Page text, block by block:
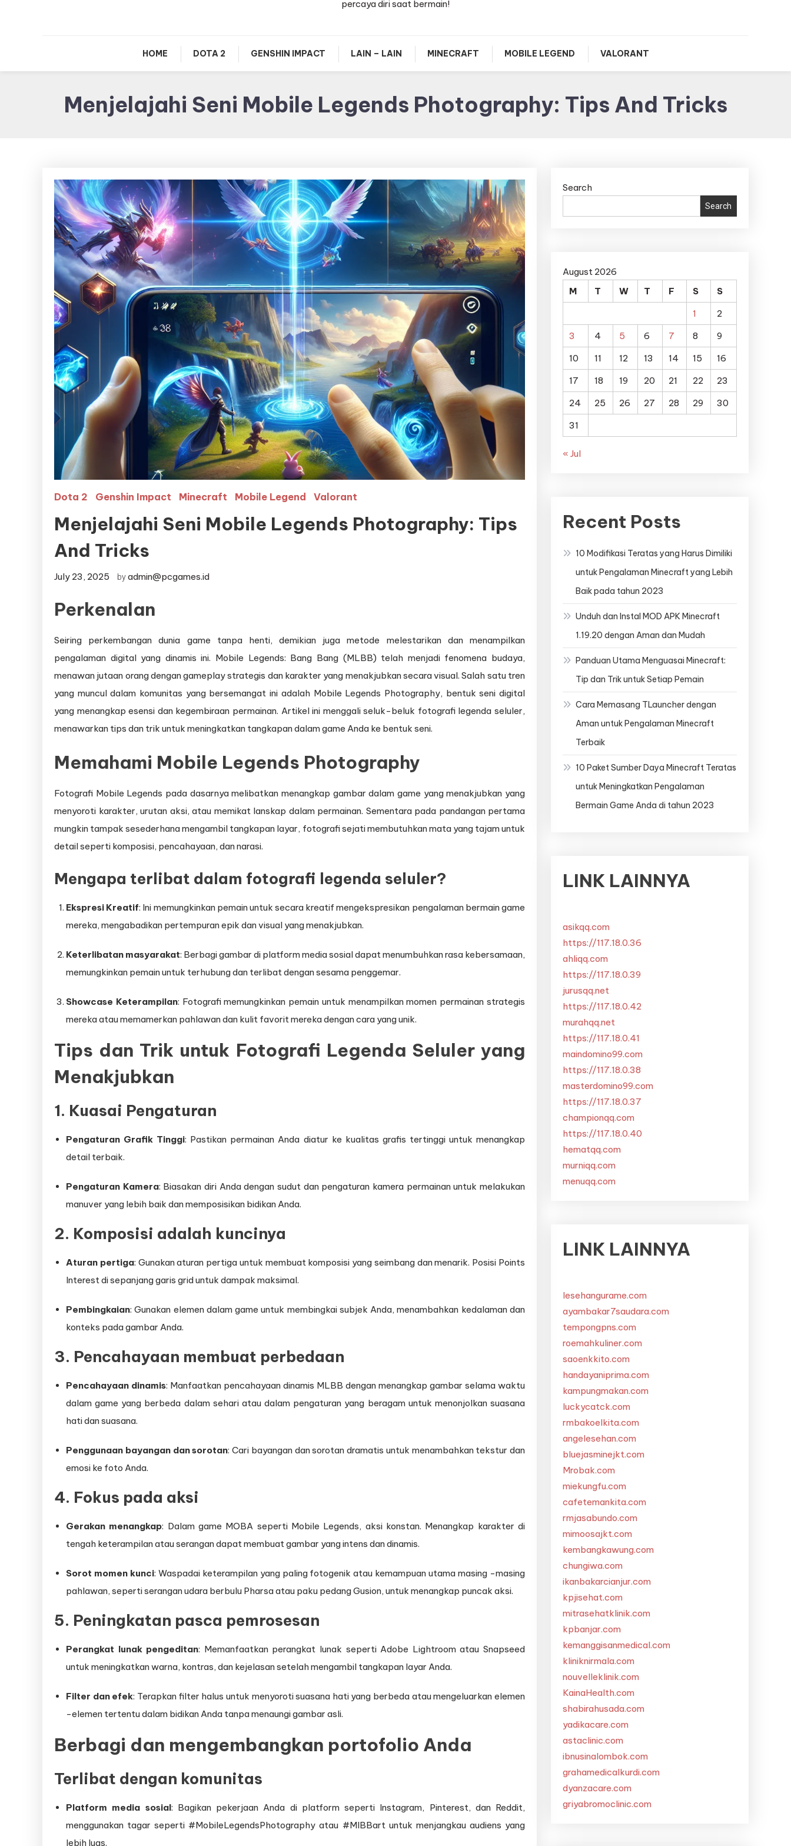
percaya diri saat bermain!
HOME DOTA 2 GENSHIN IMPACT LAIN – LAIN MINECRAFT MOBILE LEGEND VALORANT
Menjelajahi Seni Mobile Legends Photography: Tips And Tricks
Dota 2 Genshin Impact Minecraft Mobile Legend Valorant
Menjelajahi Seni Mobile Legends Photography: Tips
And Tricks
July 23, 2025 byadmin@pcgames.id
Perkenalan
Seiring perkembangan dunia game tanpa henti, demikian juga metode melestarikan dan menampilkan
pengalaman digital yang dinamis ini. Mobile Legends: Bang Bang (MLBB) telah menjadi fenomena budaya,
menawan jutaan orang dengan gameplay strategis dan karakter yang menakjubkan secara visual. Salah satu tren
yang muncul dalam komunitas yang bersemangat ini adalah Mobile Legends Photography, bentuk seni digital
yang menangkap esensi dan kegembiraan permainan. Artikel ini menggali seluk-beluk fotografi legenda seluler,
menawarkan tips dan trik untuk meningkatkan tangkapan dalam game Anda ke bentuk seni.
Memahami Mobile Legends Photography
Fotografi Mobile Legends pada dasarnya melibatkan menangkap gambar dalam game yang menakjubkan yang
menyoroti karakter, urutan aksi, atau memikat lanskap dalam permainan. Sementara pada pandangan pertama
mungkin tampak sesederhana mengambil tangkapan layar, fotografi sejati membutuhkan mata yang tajam untuk
detail seperti komposisi, pencahayaan, dan narasi.
Mengapa terlibat dalam fotografi legenda seluler?
Ekspresi Kreatif: Ini memungkinkan pemain untuk secara kreatif mengekspresikan pengalaman bermain game
mereka, mengabadikan pertempuran epik dan visual yang menakjubkan.
Keterlibatan masyarakat: Berbagi gambar di platform media sosial dapat menumbuhkan rasa kebersamaan,
memungkinkan pemain untuk terhubung dan terlibat dengan sesama penggemar.
Showcase Keterampilan: Fotografi memungkinkan pemain untuk menampilkan momen permainan strategis
mereka atau memamerkan pahlawan dan kulit favorit mereka dengan cara yang unik.
Tips dan Trik untuk Fotografi Legenda Seluler yang
Menakjubkan
1. Kuasai Pengaturan
Pengaturan Grafik Tinggi: Pastikan permainan Anda diatur ke kualitas grafis tertinggi untuk menangkap
detail terbaik.
Pengaturan Kamera: Biasakan diri Anda dengan sudut dan pengaturan kamera permainan untuk melakukan
manuver yang lebih baik dan memposisikan bidikan Anda.
2. Komposisi adalah kuncinya
Aturan pertiga: Gunakan aturan pertiga untuk membuat komposisi yang seimbang dan menarik. Posisi Points
Interest di sepanjang garis grid untuk dampak maksimal.
Pembingkaian: Gunakan elemen dalam game untuk membingkai subjek Anda, menambahkan kedalaman dan
konteks pada gambar Anda.
3. Pencahayaan membuat perbedaan
Pencahayaan dinamis: Manfaatkan pencahayaan dinamis MLBB dengan menangkap gambar selama waktu
dalam game yang berbeda dalam sehari atau dalam pengaturan yang beragam untuk menonjolkan suasana
hati dan suasana.
Penggunaan bayangan dan sorotan: Cari bayangan dan sorotan dramatis untuk menambahkan tekstur dan
emosi ke foto Anda.
4. Fokus pada aksi
Gerakan menangkap: Dalam game MOBA seperti Mobile Legends, aksi konstan. Menangkap karakter di
tengah keterampilan atau serangan dapat membuat gambar yang intens dan dinamis.
Sorot momen kunci: Waspadai keterampilan yang paling fotogenik atau kemampuan utama masing -masing
pahlawan, seperti serangan udara berbulu Pharsa atau paku pedang Gusion, untuk menangkap puncak aksi.
5. Peningkatan pasca pemrosesan
Perangkat lunak pengeditan: Memanfaatkan perangkat lunak seperti Adobe Lightroom atau Snapseed
untuk meningkatkan warna, kontras, dan kejelasan setelah mengambil tangkapan layar Anda.
Filter dan efek: Terapkan filter halus untuk menyoroti suasana hati yang berbeda atau mengeluarkan elemen
-elemen tertentu dalam bidikan Anda tanpa menaungi gambar asli.
Berbagi dan mengembangkan portofolio Anda
Terlibat dengan komunitas
Platform media sosial: Bagikan pekerjaan Anda di platform seperti Instagram, Pinterest, dan Reddit,
menggunakan tagar seperti #MobileLegendsPhotography atau #MlBBart untuk menjangkau audiens yang
lebih luas.
Search
Search
August 2026
M
T W T F S
S
1
2
3
4 5 6 7 8
9
10
11 12 13 14 15
16
17
18 19 20 21 22
23
24
25 26 27 28 29
30
31
« Jul
Recent Posts
10 Modifikasi Teratas yang Harus Dimiliki
untuk Pengalaman Minecraft yang Lebih
Baik pada tahun 2023
Unduh dan Instal MOD APK Minecraft
1.19.20 dengan Aman dan Mudah
Panduan Utama Menguasai Minecraft:
Tip dan Trik untuk Setiap Pemain
Cara Memasang TLauncher dengan
Aman untuk Pengalaman Minecraft
Terbaik
10 Paket Sumber Daya Minecraft Teratas
untuk Meningkatkan Pengalaman
Bermain Game Anda di tahun 2023
LINK LAINNYA
asikqq.com
https://117.18.0.36
ahliqq.com
https://117.18.0.39
jurusqq.net
https://117.18.0.42
murahqq.net
https://117.18.0.41
maindomino99.com
https://117.18.0.38
masterdomino99.com
https://117.18.0.37
championqq.com
https://117.18.0.40
hematqq.com
murniqq.com
menuqq.com
LINK LAINNYA
lesehangurame.com
ayambakar7saudara.com
tempongpns.com
roemahkuliner.com
saoenkkito.com
handayaniprima.com
kampungmakan.com
luckycatck.com
rmbakoelkita.com
angelesehan.com
bluejasminejkt.com
Mrobak.com
miekungfu.com
cafetemankita.com
rmjasabundo.com
mimoosajkt.com
kembangkawung.com
chungiwa.com
ikanbakarcianjur.com
kpjisehat.com
mitrasehatklinik.com
kpbanjar.com
kemanggisanmedical.com
kliniknirmala.com
nouvelleklinik.com
KainaHealth.com
shabirahusada.com
yadikacare.com
astaclinic.com
ibnusinalombok.com
grahamedicalkurdi.com
dyanzacare.com
griyabromoclinic.com